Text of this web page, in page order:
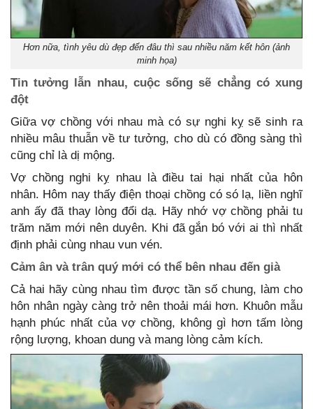
Hơn nữa, tình yêu dù đẹp đến đâu thì sau nhiều năm kết hôn (ảnh
minh họa)
Tin tưởng lẫn nhau, cuộc sống sẽ chẳng có xung
đột
Giữa vợ chồng với nhau mà có sự nghi kỵ sẽ sinh ra
nhiều mâu thuẫn về tư tưởng, cho dù có đồng sàng thì
cũng chỉ là dị mộng.
Vợ chồng nghi kỵ nhau là điều tai hại nhất của hôn
nhân. Hôm nay thấy điện thoại chồng có só lạ, liền nghĩ
anh ấy đã thay lòng đổi dạ. Hãy nhớ vợ chồng phải tu
trăm năm mới nên duyên. Khi đã gắn bó với ai thì nhất
định phải cùng nhau vun vén.
Cảm ân và trân quý mới có thể bên nhau đến già
Cả hai hãy cùng nhau tìm được tần số chung, làm cho
hôn nhân ngày càng trở nên thoải mái hơn. Khuôn mẫu
hạnh phúc nhất của vợ chồng, không gì hơn tấm lòng
rộng lượng, khoan dung và mang lòng cảm kích.